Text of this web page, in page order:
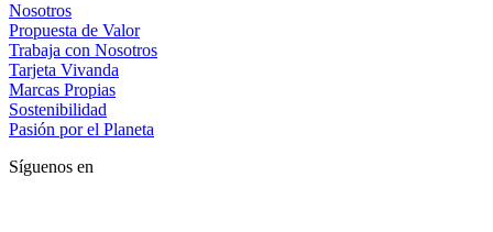
Nosotros
Propuesta de Valor
Trabaja con Nosotros
Tarjeta Vivanda
Marcas Propias
Sostenibilidad
Pasión por el Planeta
Síguenos en